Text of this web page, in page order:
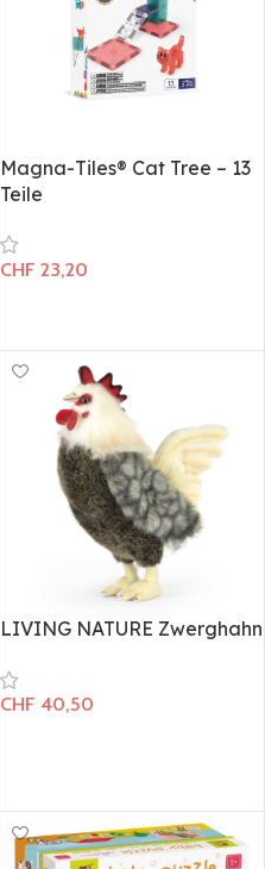
Magna-Tiles® Cat Tree​ – 13
Teile
CHF 23,20
LIVING NATURE Zwerghahn
CHF 40,50